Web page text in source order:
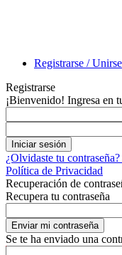
Registrarse / Unirse
Registrarse
¡Bienvenido! Ingresa en
¿Olvidaste tu
Política de Privacidad
Recuperación de
Recupera tu contraseña
Se te ha enviado una